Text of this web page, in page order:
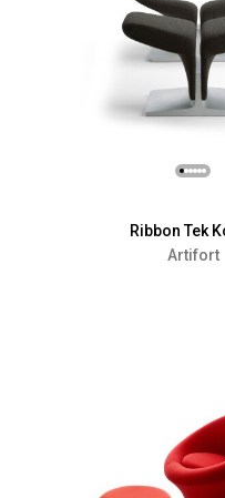
Ribbon Tek
Artifort